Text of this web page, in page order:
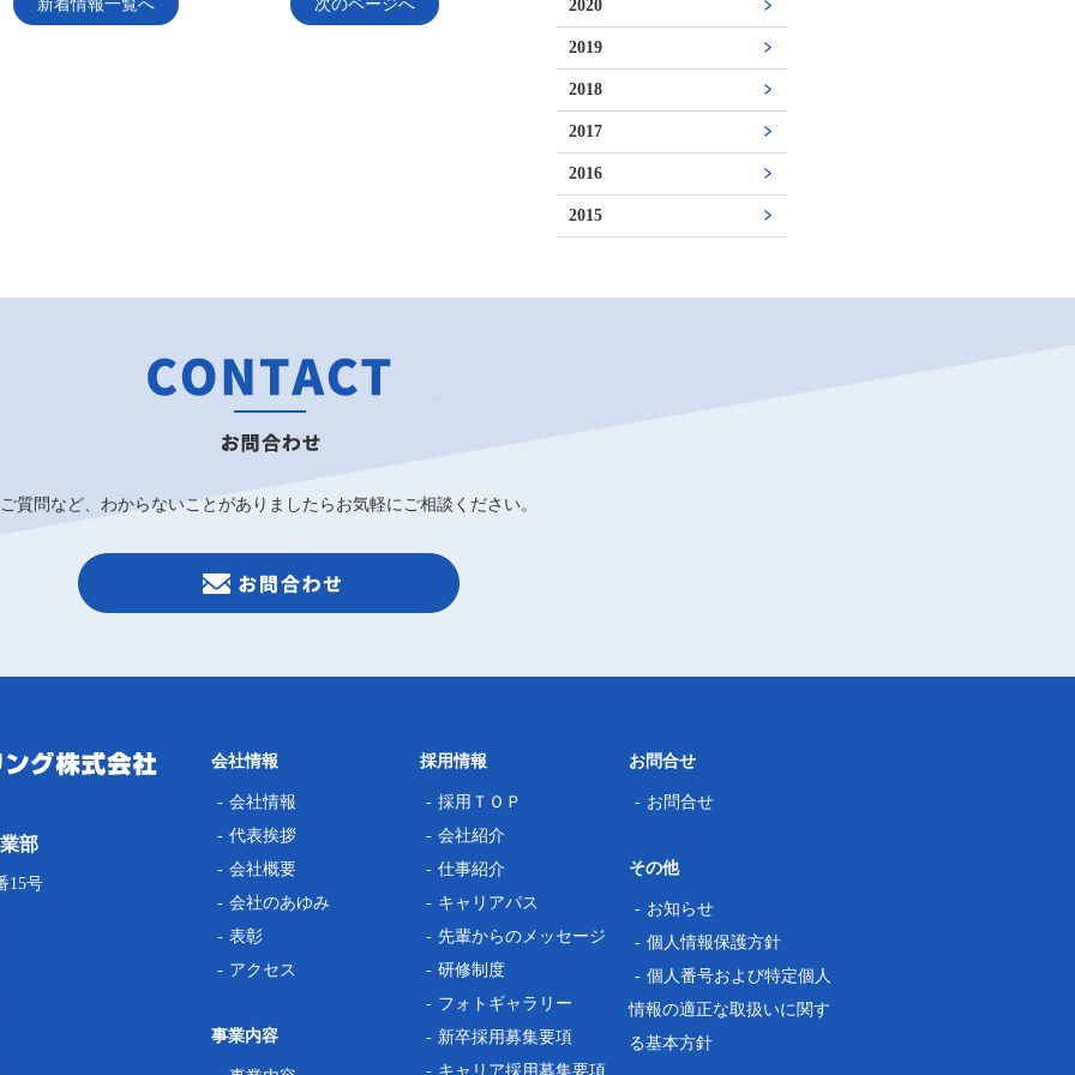
新着情報一覧へ 次のページへ 2020
2019
2018
2017
2016
2015
ご質問など、わからないことがありましたらお気軽にご相談ください。
部
15号
会社情報
会社情報
代表挨拶
会社概要
会社のあゆみ
表彰
アクセス
事業内容
採用情報
採用ＴＯＰ
会社紹介
仕事紹介
キャリアパス
先輩からのメッセージ
研修制度
フォトギャラリー
新卒採用募集要項
キャリア採用募集要項
お問合せ
お問合せ
その他
お知らせ
個人情報保護方針
個人番号および特定個人
情報の適正な取扱いに関す
る基本方針